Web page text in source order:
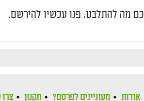
מה להתלבט, פנו עכשיו להירשם.
אודות מעוניינים לפרסם? תקנון